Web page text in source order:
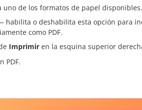
de los formatos de papel disponibles.
habilita o deshabilita esta opción para
como PDF.
Imprimir en la esquina superior
PDF.